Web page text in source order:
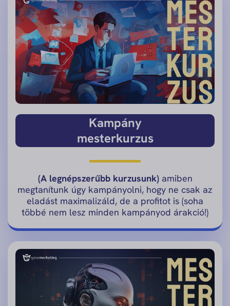
Kampány
mesterkurzus
(A legnépszerűbb kurzusunk)amiben
megtanítunk úgy kampányolni, hogy ne csak az
eladást maximalizáld, de a profitot is (soha
többé nem lesz minden kampányod árakció!)